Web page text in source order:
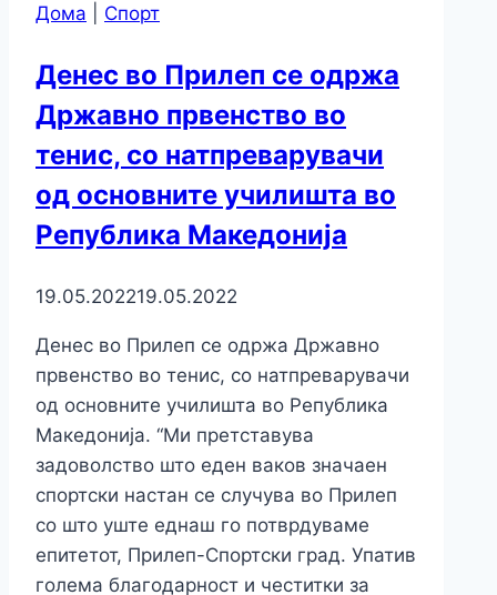
Дома Спорт
Денес во Прилеп се одржа
Државно првенство во
тенис, со натпреварувачи
од основните училишта во
Република Македонија
19.05.202219.05.2022
Денес во Прилеп се одржа Државно
првенство во тенис, со натпреварувачи
од основните училишта во Република
Македонија. “Ми претставува
задоволство што еден ваков значаен
спортски настан се случува во Прилеп
со што уште еднаш го потврдуваме
епитетот, Прилеп-Спортски град. Упатив
голема благодарност и честитки за